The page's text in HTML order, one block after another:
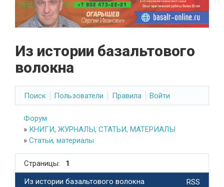
Из истории базальтового
волокна
Поиск Пользователи Правила Войти
Форум
» КНИГИ, ЖУРНАЛЫ, СТАТЬИ, МАТЕРИАЛЫ
» Статьи, материалы
Страницы: 1
RSS
Из истории базальтового волокна